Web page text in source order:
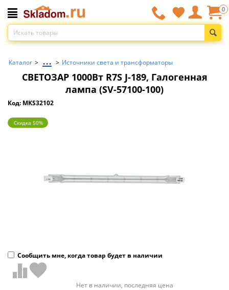
0
Каталог > ... > Источники света и трансформаторы
СВЕТОЗАР 1000Вт R7S J-189, Галогенная
лампа (SV-57100-100)
Код: MKS32102
Скидка 50%
Сообщить мне, когда товар будет в наличии
Нет в наличии, последняя цена